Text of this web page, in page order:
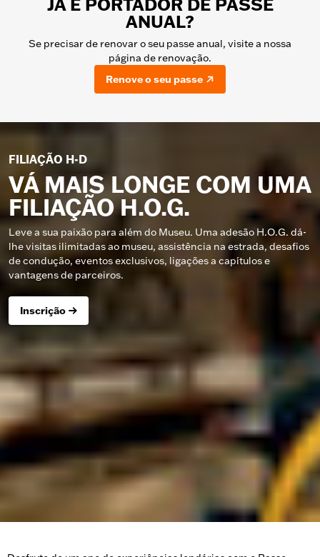
JÁ É PORTADOR DE PASSE
ANUAL?
Se precisar de renovar o seu passe anual, visite a nossa
página de renovação.
Renove o seu passe
FILIAÇÃO H-D
VÁ MAIS LONGE COM UMA
FILIAÇÃO H.O.G.
Leve a sua paixão para além do Museu. Uma adesão H.O.G. dá-
lhe visitas ilimitadas ao museu, assistência na estrada, desafios
de condução, eventos exclusivos, ligações a capítulos e
vantagens de parceiros.
Inscrição